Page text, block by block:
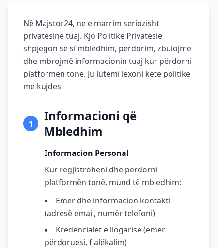
Në Majstor24, ne e marrim seriozisht
privatësinë tuaj. Kjo Politikë Privatësie
shpjegon se si mbledhim, përdorim, zbulojmë
dhe mbrojmë informacionin tuaj kur përdorni
platformën tonë. Ju lutemi lexoni këtë politikë
me kujdes.
1
Informacioni që
Mbledhim
Informacion Personal
Kur regjistroheni dhe përdorni
platformën tonë, mund të mbledhim:
Emër dhe informacion kontakti
(adresë email, numër telefoni)
Kredencialet e llogarisë (emër
përdoruesi, fjalëkalim)